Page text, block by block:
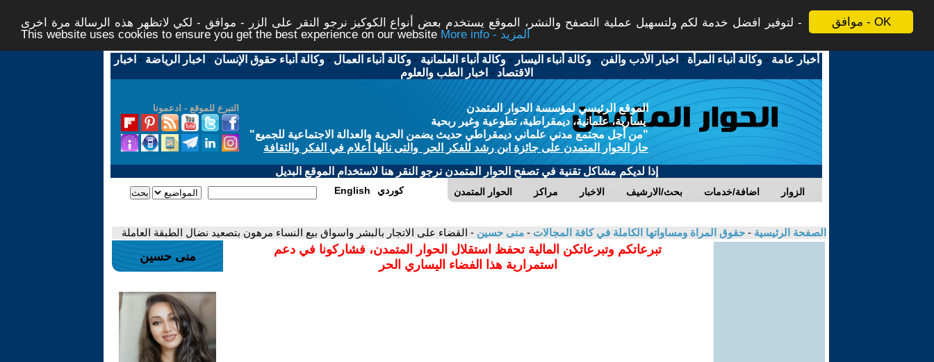
موافق - OK
لتوفير افضل خدمة لكم ولتسهيل عملية التصفح والنشر، الموقع يستخدم بعض أنواع الكوكيز نرجو النقر على الزر - موافق - لكي لاتظهر هذه الرسالة مرة اخرى -
This website uses cookies to ensure you get the best experience on our website
More info - المزيد
أخبار عامة -وكالة أنباء المرأة - اخبار الأدب والفن -وكالة أنباء اليسار -وكالة أنباء العلمانية -وكالة أنباء العمال -وكالة أنباء حقوق الإنسان - اخبار الرياضة - اخبار
الاقتصاد - اخبار الطب والعلوم
التبرع للموقع - ادعمونا
الموقع الرئيسي لمؤسسة الحوار المتمدن
يسارية، علمانية، ديمقراطية، تطوعية وغير ربحية
"من أجل مجتمع مدني علماني ديمقراطي حديث يضمن الحرية والعدالة الاجتماعية للجميع"
حاز الحوار المتمدن على جائزة ابن رشد للفكر الحر والتى نالها أعلام في الفكر والثقافة
إذا لديكم مشاكل تقنية في تصفح الحوار المتمدن نرجو النقر هنا لاستخدام الموقع البديل
الحوار المتمدن مراكز الاخبار بحث/الارشيف اضافة/خدمات الزوار English كوردي
الصفحة الرئيسية - حقوق المراة ومساواتها الكاملة في كافة المجالات - منى حسين - القضاء على الاتجار بالبشر واسواق بيع النساء مرهون بتصعيد نضال الطبقة العاملة
تبرعاتكم وتبرعاتكن المالية تحفظ استقلال الحوار المتمدن، فشاركونا في دعم
استمرارية هذا الفضاء اليساري الحر
منى حسين